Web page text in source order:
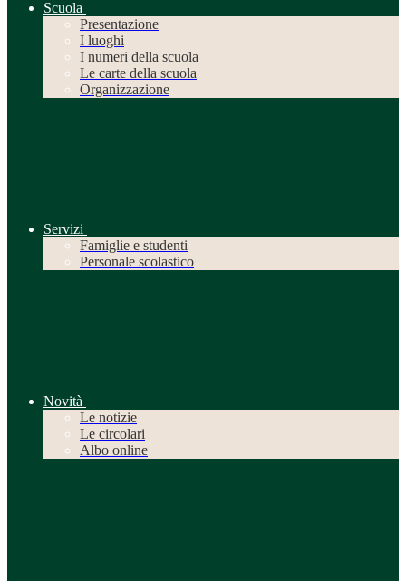
Scuola
Presentazione
I luoghi
I numeri della scuola
Le carte della scuola
Organizzazione
Servizi
Famiglie e studenti
Personale scolastico
Novità
Le notizie
Le circolari
Albo online